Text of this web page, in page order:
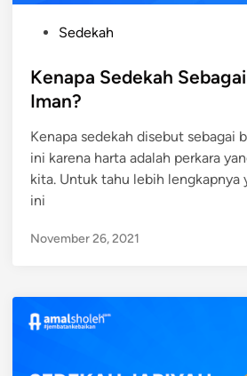
s
t
d
i
n
Sedekah
Kenapa Sedekah
Iman?
Kenapa sedekah disebut sebagai
ini karena harta adalah perkara
kita. Untuk tahu lebih lengkapnya
ini
November 26, 2021